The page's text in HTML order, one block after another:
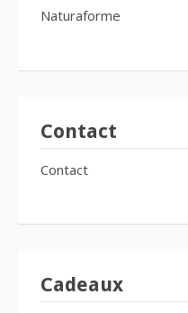
Naturaforme
Contact
Contact
Cadeaux